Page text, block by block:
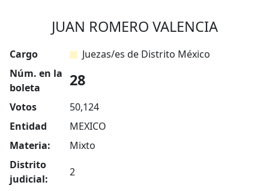
JUAN ROMERO VALENCIA
Cargo
Juezas/es de Distrito México
Núm. en la
boleta
28
Votos
50,124
Entidad
MEXICO
Materia:
Mixto
Distrito
judicial:
2